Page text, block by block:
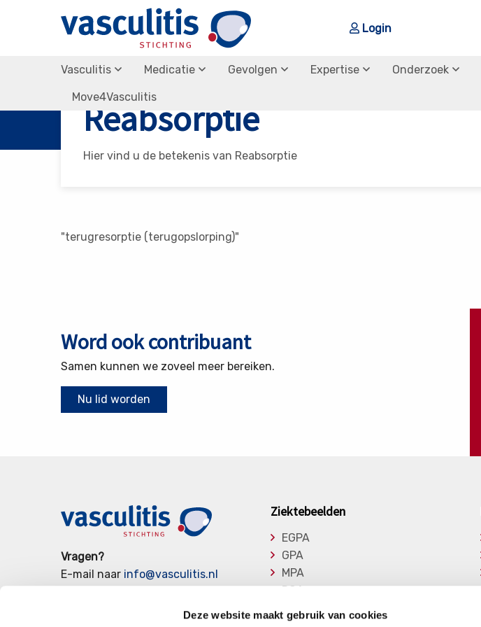
Deze website maakt gebruik van cookies
Login
Vasculitis Medicatie Gevolgen Expertise Onderzoek
Move4Vasculitis
Reabsorptie
Hier vind u de betekenis van Reabsorptie
"terugresorptie (terugopslorping)"
Word ook contribuant
Samen kunnen we zoveel meer bereiken.
Nu lid worden
Vragen?
E-mail naar info@vasculitis.nl
Elke werkdag van 10:00 – 17:00
Ziektebeelden
EGPA
GPA
MPA
RCA
Takayasu